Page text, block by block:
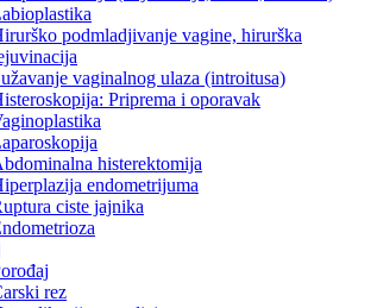
podmladjivanje vagine, hirurška
vaginalnog ulaza (introitusa)
Priprema i oporavak
histerektomija
endometrijuma
ciste jajnika
rez